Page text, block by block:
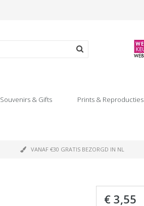
Souvenirs & Gifts Prints & Reproducties
VANAF €30 GRATIS BEZORGD IN NL
€ 3,55